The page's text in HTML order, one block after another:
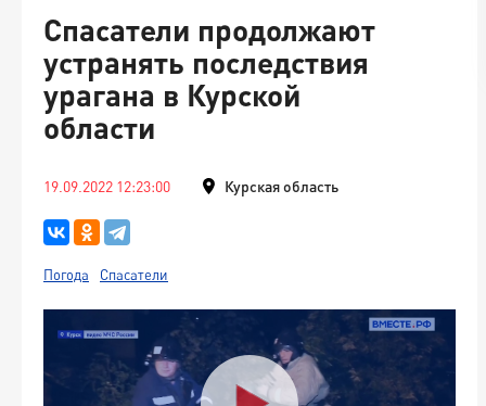
Спасатели продолжают
устранять последствия
урагана в Курской
области
19.09.2022 12:23:00 Курская область
Погода Спасатели